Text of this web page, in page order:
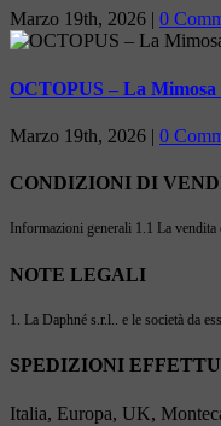
Marzo 19th, 2026 | 0
OCTOPUS – La Mimosa
Marzo 19th, 2026 | 0
CONDIZIONI DI
Informazioni generali 1.1 La
NOTE LEGALI
1. La Daphné s.r.l.. e le società da
SPEDIZIONI
Italia, Europa, UK,